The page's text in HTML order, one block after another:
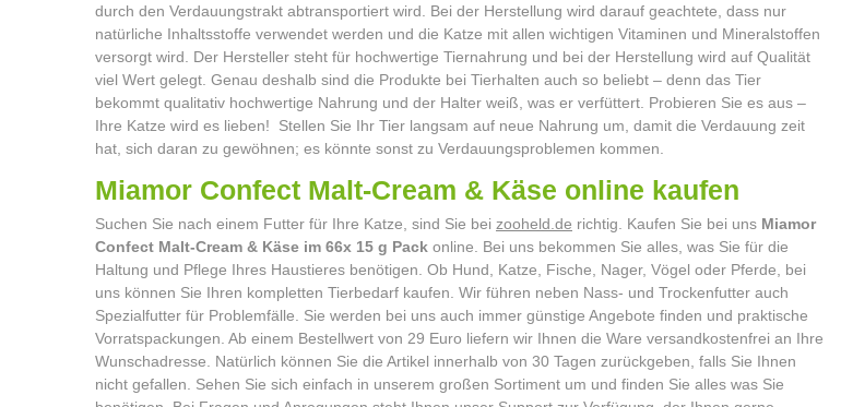
durch den Verdauungstrakt abtransportiert wird. Bei der Herstellung wird darauf geachtete, dass nur
natürliche Inhaltsstoffe verwendet werden und die Katze mit allen wichtigen Vitaminen und Mineralstoffen
versorgt wird. Der Hersteller steht für hochwertige Tiernahrung und bei der Herstellung wird auf Qualität
viel Wert gelegt. Genau deshalb sind die Produkte bei Tierhalten auch so beliebt – denn das Tier
bekommt qualitativ hochwertige Nahrung und der Halter weiß, was er verfüttert. Probieren Sie es aus –
Ihre Katze wird es lieben! Stellen Sie Ihr Tier langsam auf neue Nahrung um, damit die Verdauung zeit
hat, sich daran zu gewöhnen; es könnte sonst zu Verdauungsproblemen kommen.
Miamor Confect Malt-Cream & Käse online kaufen
Suchen Sie nach einem Futter für Ihre Katze, sind Sie bei zooheld.de richtig. Kaufen Sie bei uns Miamor
Confect Malt-Cream & Käse im 66x 15 g Pack online. Bei uns bekommen Sie alles, was Sie für die
Haltung und Pflege Ihres Haustieres benötigen. Ob Hund, Katze, Fische, Nager, Vögel oder Pferde, bei
uns können Sie Ihren kompletten Tierbedarf kaufen. Wir führen neben Nass- und Trockenfutter auch
Spezialfutter für Problemfälle. Sie werden bei uns auch immer günstige Angebote finden und praktische
Vorratspackungen. Ab einem Bestellwert von 29 Euro liefern wir Ihnen die Ware versandkostenfrei an Ihre
Wunschadresse. Natürlich können Sie die Artikel innerhalb von 30 Tagen zurückgeben, falls Sie Ihnen
nicht gefallen. Sehen Sie sich einfach in unserem großen Sortiment um und finden Sie alles was Sie